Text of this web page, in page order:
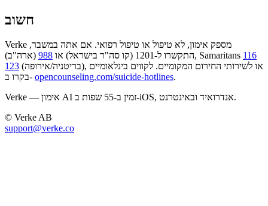
חשוב
Verke מספק אימון, לא טיפול או טיפול רפואי. אם אתה במשבר,
התקשרו ל-1201 (קו סה"ר בישראל) או
988 (ארה"ב), Samaritans 116
123 (בריטניה/אירופה), או לשירותי החירום המקומיים. לקווים בינלאומיים
בקרו ב- opencounseling.com/suicide-hotlines.
Verke — אימון AI זמין ב-55 שפות ב-iOS, אנדרואיד ובאינטרנט.
© Verke AB
support@verke.co